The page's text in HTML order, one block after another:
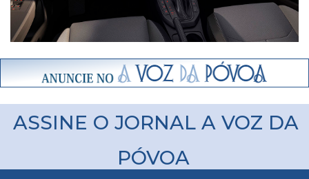
ASSINE O JORNAL A VOZ DA
PÓVOA